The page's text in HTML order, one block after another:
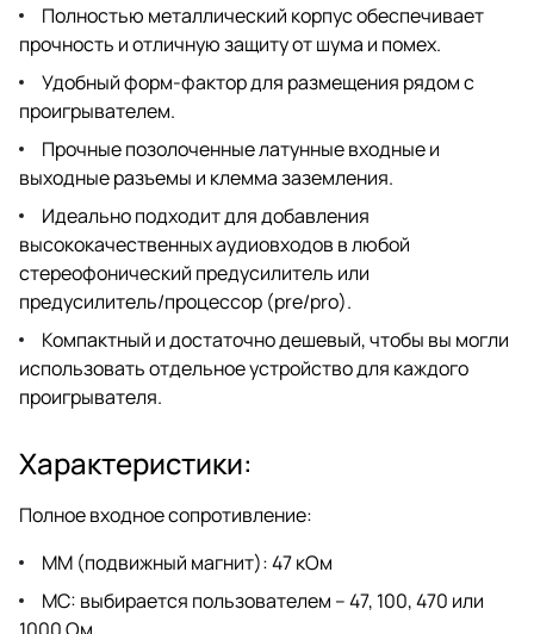
Полностью металлический корпус обеспечивает
прочность и отличную защиту от шума и помех.
Удобный форм-фактор для размещения рядом с
проигрывателем.
Прочные позолоченные латунные входные и
выходные разъемы и клемма заземления.
Идеально подходит для добавления
высококачественных аудиовходов в любой
стереофонический предусилитель или
предусилитель/процессор (pre/pro).
Компактный и достаточно дешевый, чтобы вы могли
использовать отдельное устройство для каждого
проигрывателя.
Характеристики:
Полное входное сопротивление:
MM (подвижный магнит): 47 кОм
MC: выбирается пользователем – 47, 100, 470 или